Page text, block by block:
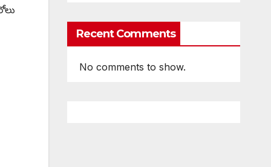
Recent Comments
No comments to show.